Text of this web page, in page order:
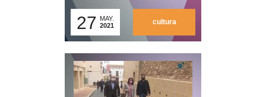
27 MAY.
2021
cultura